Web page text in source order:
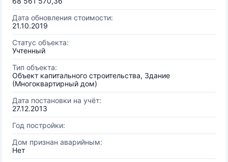
Дата обновления стоимости:
21.10.2019
Статус объекта:
Учтенный
Тип объекта:
Объект капитального строительства, Здание
(Многоквартирный дом)
Дата постановки на учёт:
27.12.2013
Год постройки:
Дом признан аварийным:
Нет